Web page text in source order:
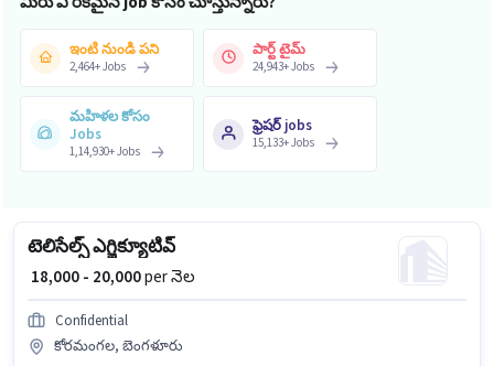
ఇంటి నుండి పని
2,464+Jobs
పార్ట్ టైమ్
24,943+Jobs
మహిళల కోసం
Jobs
1,14,930+Jobs
ఫ్రెషర్ jobs
15,133+Jobs
టెలిసేల్స్ ఎగ్జిక్యూటివ్
₹ 18,000 - 20,000per నెల
Confidential
కోరమంగల, బెంగళూరు